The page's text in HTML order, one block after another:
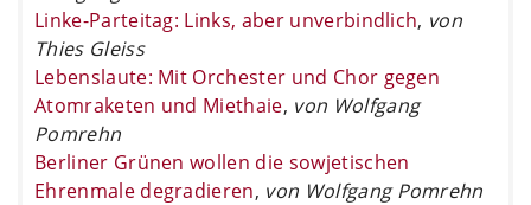
Linke-Parteitag: Links, aber unverbindlich, von
Thies Gleiss
Lebenslaute: Mit Orchester und Chor gegen
Atomraketen und Miethaie, von Wolfgang
Pomrehn
Berliner Grünen wollen die sowjetischen
Ehrenmale degradieren, von Wolfgang Pomrehn